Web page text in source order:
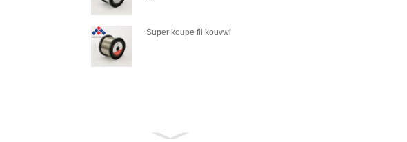
Super koupe fil kouvwi